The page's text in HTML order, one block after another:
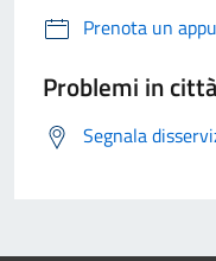
Prenota un
Problemi in città
Segnala